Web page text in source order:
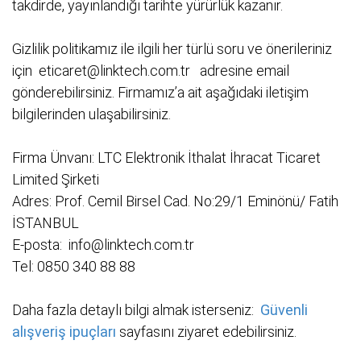
takdirde, yayınlandığı tarihte yürürlük kazanır.
Gizlilik politikamız ile ilgili her türlü soru ve önerileriniz
için eticaret@linktech.com.tr
adresine email
gönderebilirsiniz. Firmamız’a ait aşağıdaki iletişim
bilgilerinden ulaşabilirsiniz.
Firma Ünvanı: LTC Elektronik İthalat İhracat Ticaret
Limited Şirketi
Adres: Prof. Cemil Birsel Cad. No:29/1 Eminönü/ Fatih
İSTANBUL
E-posta: info@linktech.com.tr
Tel: 0850 340 88 88
Daha fazla detaylı bilgi almak isterseniz: Güvenli
alışveriş ipuçları sayfasını ziyaret edebilirsiniz.